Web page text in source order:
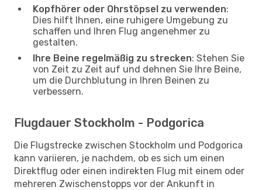
Kopfhörer oder Ohrstöpsel zu verwenden:
Dies hilft Ihnen, eine ruhigere Umgebung zu
schaffen und Ihren Flug angenehmer zu
gestalten.
Ihre Beine regelmäßig zu strecken: Stehen Sie
von Zeit zu Zeit auf und dehnen Sie Ihre Beine,
um die Durchblutung in Ihren Beinen zu
verbessern.
Flugdauer Stockholm - Podgorica
Die Flugstrecke zwischen Stockholm und Podgorica
kann variieren, je nachdem, ob es sich um einen
Direktflug oder einen indirekten Flug mit einem oder
mehreren Zwischenstopps vor der Ankunft in